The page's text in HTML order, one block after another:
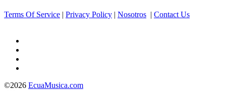
Terms Of Service | Privacy Policy | Nosotros | Contact Us
©2026 EcuaMusica.com